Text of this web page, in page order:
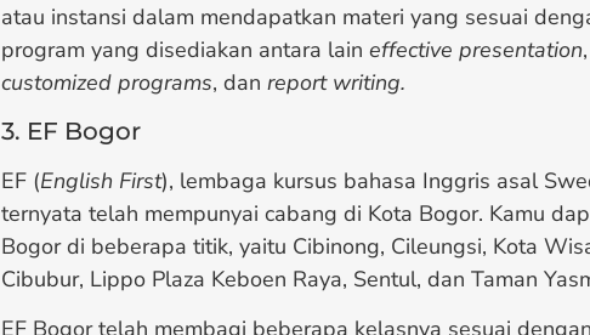
atau instansi dalam mendapatkan materi yang sesuai
program yang disediakan antara lain effective presentation,
customized programs, dan report writing.
3. EF Bogor
EF (English First), lembaga kursus bahasa Inggris asal
ternyata telah mempunyai cabang di Kota Bogor. Kamu
Bogor di beberapa titik, yaitu Cibinong, Cileungsi, Kota
Cibubur, Lippo Plaza Keboen Raya, Sentul, dan Taman